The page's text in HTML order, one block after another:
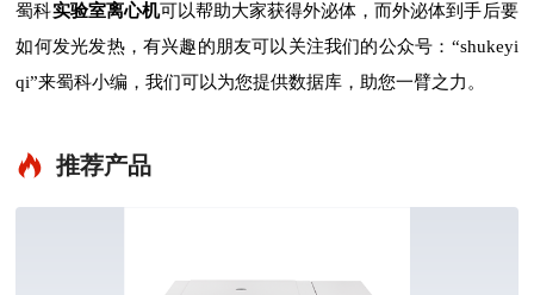
蜀科实验室离心机可以帮助大家获得外泌体，而外泌体到手后要
如何发光发热，有兴趣的朋友可以关注我们的公众号：“shukeyi
qi”来蜀科小编，我们可以为您提供数据库，助您一臂之力。
推荐产品